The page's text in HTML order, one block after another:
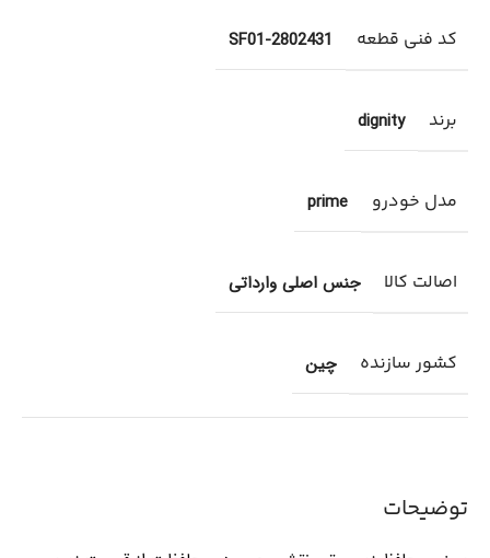
توضیحات
کد فنی قطعه 2802431-SF01
برند dignity
مدل خودرو prime
اصالت کالا جنس اصلی وارداتی
کشور سازنده چین